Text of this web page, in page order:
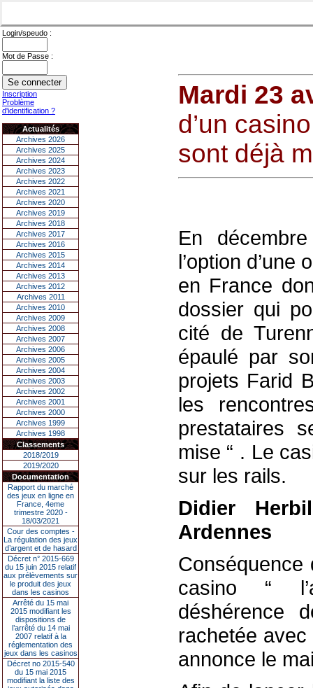
Login/speudo :
Mot de Passe :
Inscription
Problème
d'identification ?
Actualités
Archives 2026
Archives 2025
Archives 2024
Archives 2023
Archives 2022
Archives 2021
Archives 2020
Archives 2019
Archives 2018
Archives 2017
Archives 2016
Archives 2015
Archives 2014
Archives 2013
Archives 2012
Archives 2011
Archives 2010
Archives 2009
Archives 2008
Archives 2007
Archives 2006
Archives 2005
Archives 2004
Archives 2003
Archives 2002
Archives 2001
Archives 2000
Archives 1999
Archives 1998
Classements
2018/2019
2019/2020
Documentation
Rapport du marché
des jeux en ligne en
France, 4eme
trimestre 2020 -
18/03/2021
Cour des comptes -
La régulation des jeux
d’argent et de hasard
Décret n° 2015-669
du 15 juin 2015 relatif
aux prélèvements sur
le produit des jeux
dans les casinos
Arrêté du 15 mai
2015 modifiant les
dispositions de
l’arrêté du 14 mai
2007 relatif à la
réglementation des
jeux dans les casinos
Décret no 2015-540
du 15 mai 2015
modifiant la liste des
Mardi 23
d’un
sont déjà
En
l’option d’une
en France
dossier qui
cité de
épaulé par
projets Farid
les
prestataires
mise “ . Le
sur les rails.
Didier
Ardennes
Conséquence
casino “
déshérence
rachetée
annonce le